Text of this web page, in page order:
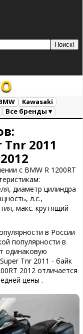
Kawasaki
Все бренды ▾
Tnr 2011
с BMW R 1200RT
диаметр цилиндра
л.с.,
макс. крутящий
в России
популярности в
одинаковую
Tnr 2011 - байк
2012 отличается
цены .